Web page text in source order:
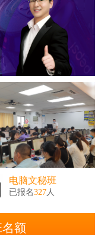
电脑文秘班
已报名327 人
额